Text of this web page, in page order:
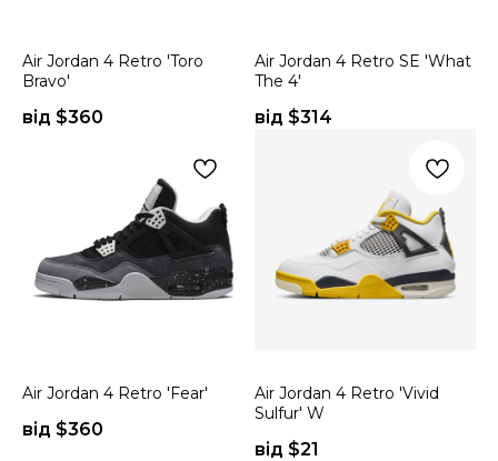
Air Jordan 4 Retro 'Toro
Bravo'
від $360
Air Jordan 4 Retro SE 'What
The 4'
від $314
Air Jordan 4 Retro 'Fear'
від $360
Air Jordan 4 Retro 'Vivid
Sulfur' W
від $21